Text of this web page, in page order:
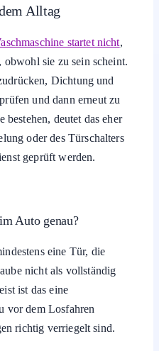
Alltag
startet nicht,
sie zu sein scheint.
Dichtung und
und dann erneut zu
deutet das eher
oder des Türschalters
geprüft werden.
Auto genau?
eine Tür, die
nicht als vollständig
ist das eine
vor dem Losfahren
richtig verriegelt sind.